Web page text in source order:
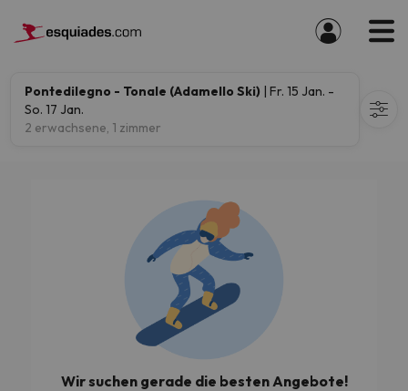
Pontedilegno - Tonale (Adamello Ski) | Fr. 15 Jan. -
So. 17 Jan.
2 erwachsene, 1 zimmer
Wir suchen gerade die besten Angebote!